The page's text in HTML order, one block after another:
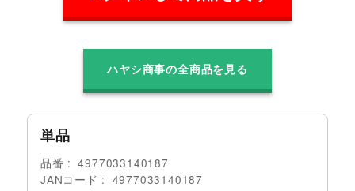
ハヤシ商事の全商品を見る
単品
品番
4977033140187
JANコード
4977033140187